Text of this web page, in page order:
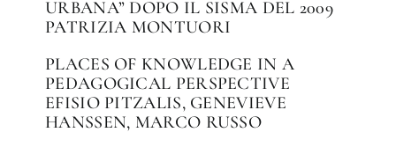
URBANA” DOPO IL SISMA DEL 2009
PATRIZIA MONTUORI
PLACES OF KNOWLEDGE IN A
PEDAGOGICAL PERSPECTIVE
EFISIO PITZALIS, GENEVIEVE
HANSSEN, MARCO RUSSO